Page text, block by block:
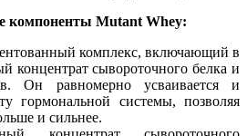
компоненты Mutant Whey:
комплекс, включающий в
концентрат сывороточного белка и
Он равномерно усваивается и
гормональной системы, позволяя
и сильнее.